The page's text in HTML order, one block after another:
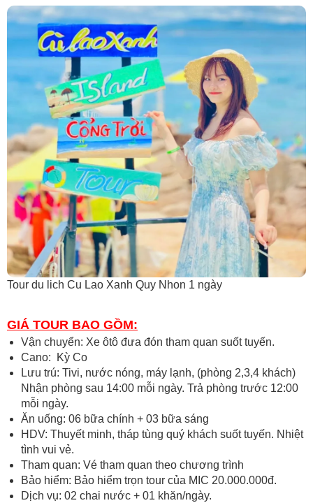
Tour du lich Cu Lao Xanh Quy Nhon 1 ngày
GIÁ TOUR BAO GỒM:
Vận chuyển: Xe ôtô đưa đón tham quan suốt tuyến.
Cano: Kỳ Co
Lưu trú: Tivi, nước nóng, máy lạnh, (phòng 2,3,4 khách)
Nhận phòng sau 14:00 mỗi ngày. Trả phòng trước 12:00
mỗi ngày.
Ăn uống: 06 bữa chính + 03 bữa sáng
HDV: Thuyết minh, tháp tùng quý khách suốt tuyến. Nhiệt
tình vui vẻ.
Tham quan: Vé tham quan theo chương trình
Bảo hiểm: Bảo hiểm trọn tour của MIC 20.000.000đ.
Dịch vụ: 02 chai nước + 01 khăn/ngày.